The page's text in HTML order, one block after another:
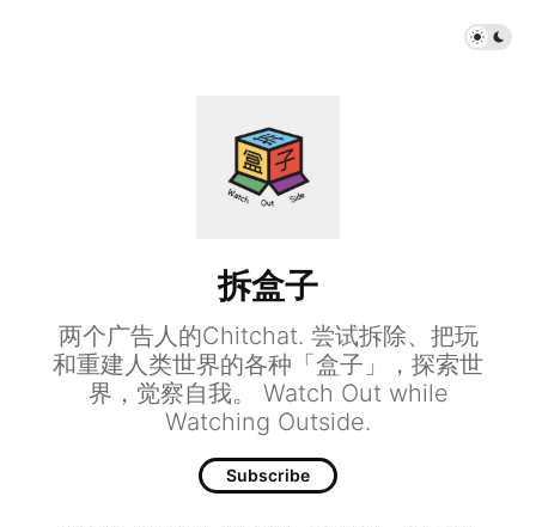
拆盒子
两个广告人的Chitchat. 尝试拆除、把玩
和重建人类世界的各种「盒子」，探索世
界，觉察自我。 Watch Out while
Watching Outside.
Subscribe